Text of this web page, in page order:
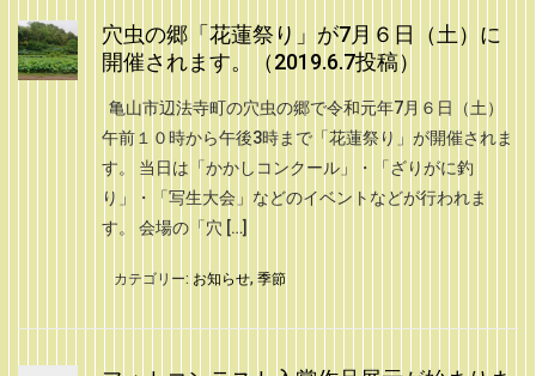
穴虫の郷「花蓮祭り」が7月６日（土）に
開催されます。（2019.6.7投稿）
亀山市辺法寺町の穴虫の郷で令和元年7月６日（土）
午前１０時から午後3時まで「花蓮祭り」が開催されま
す。 当日は「かかしコンクール」・「ざりがに釣
り」・「写生大会」などのイベントなどが行われま
す。 会場の「穴 […]
カテゴリー: お知らせ, 季節